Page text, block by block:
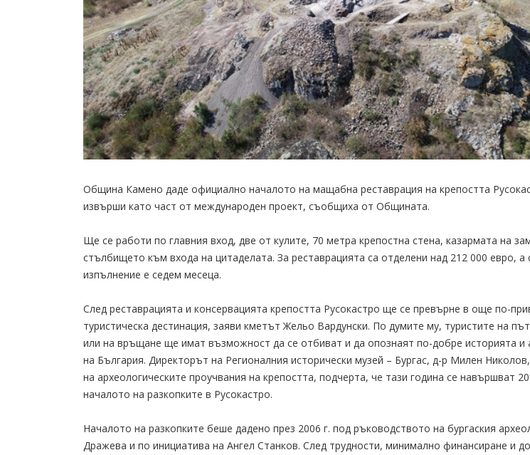
Община Камено даде официално началото на мащабна реставрация на крепостта
извърши като част от международен проект, съобщиха от Общината.
Ще се работи по главния вход, две от кулите, 70 метра крепостна стена, казармата на
стълбището към входа на цитаделата. За реставрацията са отделени над 212 000 евро, а
изпълнение е седем месеца.
След реставрацията и консервацията крепостта Русокастро ще се превърне в още по-
туристическа дестинация, заяви кметът Жельо Вардунски. По думите му, туристите на
или на връщане ще имат възможност да се отбиват и да опознаят по-добре историята и
на България. Директорът на Регионалния исторически музей – Бургас, д-р Милен
на археологическите проучвания на крепостта, подчерта, че тази година се навършват
началото на разкопките в Русокастро.
Началото на разкопките беше дадено през 2006 г. под ръководството на бургаския
Дражева и по инициатива на Ангел Станков. След трудности, минимално финансиране и